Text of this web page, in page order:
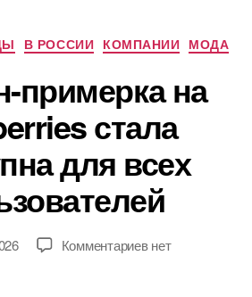
Рубрики
В РОССИИ КОМПАНИИ МОДА
примерка на
стала
для всех
Комментариевк
нет